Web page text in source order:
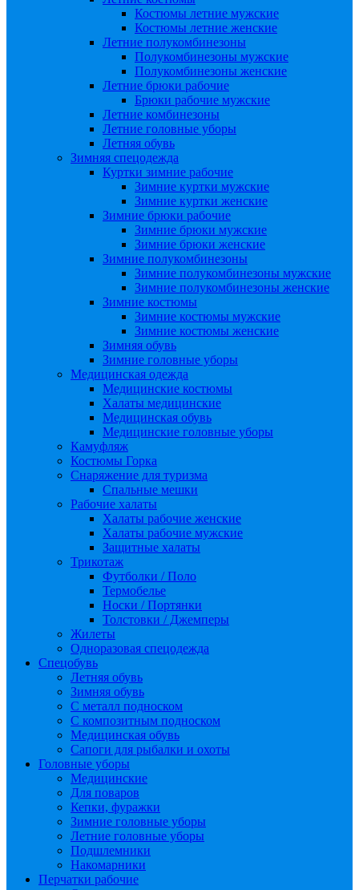
Костюмы летние мужские
Костюмы летние женские
Летние полукомбинезоны
Полукомбинезоны мужские
Полукомбинезоны женские
Летние брюки рабочие
Брюки рабочие мужские
Летние комбинезоны
Летние головные уборы
Летняя обувь
Зимняя спецодежда
Куртки зимние рабочие
Зимние куртки мужские
Зимние куртки женские
Зимние брюки рабочие
Зимние брюки мужские
Зимние брюки женские
Зимние полукомбинезоны
Зимние полукомбинезоны мужские
Зимние полукомбинезоны женские
Зимние костюмы
Зимние костюмы мужские
Зимние костюмы женские
Зимняя обувь
Зимние головные уборы
Медицинская одежда
Медицинские костюмы
Халаты медицинские
Медицинская обувь
Медицинские головные уборы
Камуфляж
Костюмы Горка
Снаряжение для туризма
Спальные мешки
Рабочие халаты
Халаты рабочие женские
Халаты рабочие мужские
Защитные халаты
Трикотаж
Футболки / Поло
Термобелье
Носки / Портянки
Толстовки / Джемперы
Жилеты
Одноразовая спецодежда
Спецобувь
Летняя обувь
Зимняя обувь
С металл подноском
С композитным подноском
Медицинская обувь
Сапоги для рыбалки и охоты
Головные уборы
Медицинские
Для поваров
Кепки, фуражки
Зимние головные уборы
Летние головные уборы
Подшлемники
Накомарники
Перчатки рабочие